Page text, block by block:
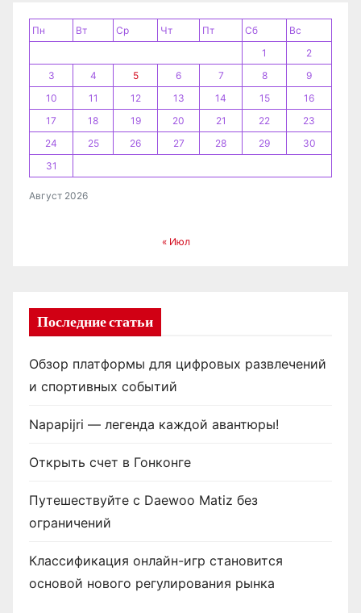
и
с
м
Август 2026
Пн Вт Ср Чт Пт Сб
Вс
1
2
3
4 5 6 7 8
9
10
11 12 13 14 15
16
17
18 19 20 21 22
23
24
25 26 27 28 29
30
31
« Июл
Последние статьи
Обзор платформы для цифровых развлечений
и спортивных событий
Napapijri — легенда каждой авантюры!
Открыть счет в Гонконге
Путешествуйте с Daewoo Matiz без
ограничений
Классификация онлайн-игр становится
основой нового регулирования рынка